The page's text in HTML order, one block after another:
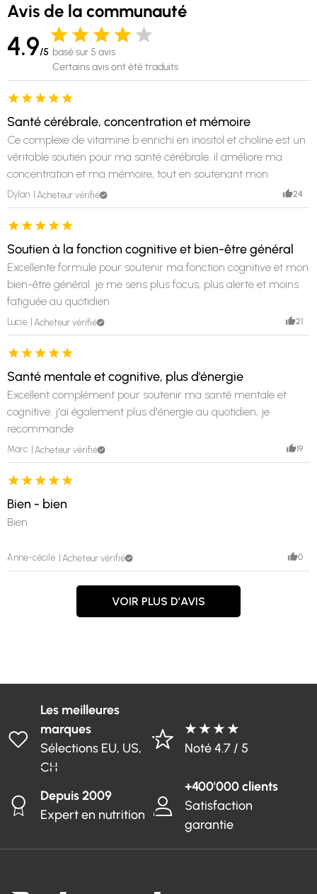
Avis de la communauté
4.9/5 basé sur 5 avis
Certains avis ont été traduits
Dylan Acheteur vérifié
Santé cérébrale, concentration et mémoire
Ce complexe de vitamine b enrichi en inositol et choline est un
véritable soutien pour ma santé cérébrale. il améliore ma
concentration et ma mémoire, tout en soutenant mon
système nerveux, un must have !
24
Lucie Acheteur vérifié
Soutien à la fonction cognitive et bien-être général
Excellente formule pour soutenir ma fonction cognitive et mon
bien-être général. je me sens plus focus, plus alerte et moins
fatiguée au quotidien
21
Marc Acheteur vérifié
Santé mentale et cognitive, plus d'énergie
Excellent complément pour soutenir ma santé mentale et
cognitive. j'ai également plus d'énergie au quotidien, je
recommande
19
Anne-cécile Acheteur vérifié
Bien - bien
Bien
0
VOIR PLUS D’AVIS
Les meilleures
marques
Sélections EU, US,
CH
★ ★ ★ ★
Noté 4.7 / 5
Depuis 2009
Expert en nutrition
+400'000 clients
Satisfaction
garantie